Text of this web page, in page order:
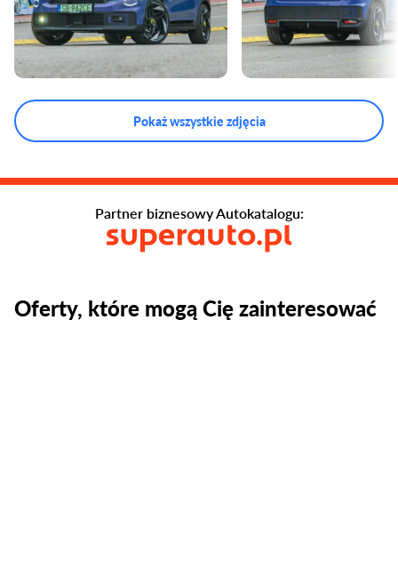
Pokaż wszystkie zdjęcia
Oferty, które mogą Cię zainteresować
Partner biznesowy Autokatalogu: